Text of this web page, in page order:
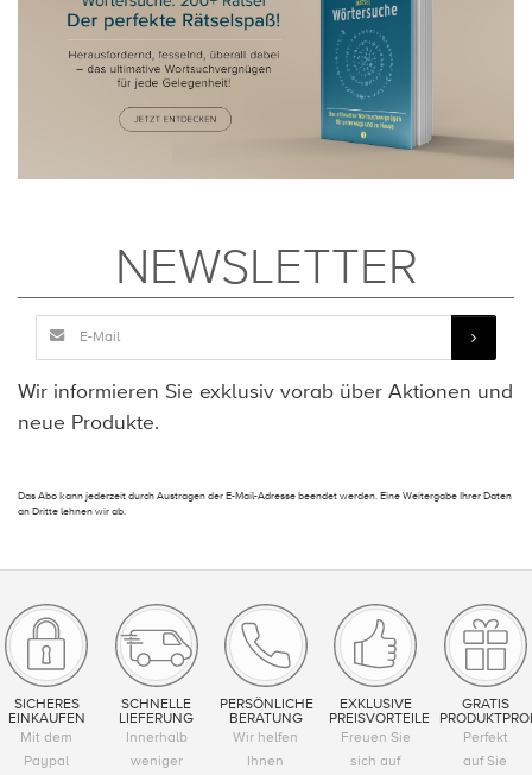
NEWSLETTER
Wir informieren Sie exklusiv vorab über Aktionen und
neue Produkte.
Das Abo kann jederzeit durch Austragen der E-Mail-Adresse beendet werden. Eine Weitergabe Ihrer Daten
an Dritte lehnen wir ab.
SICHERES
EINKAUFEN
Mit dem
Paypal
SCHNELLE
LIEFERUNG
Innerhalb
weniger
PERSÖNLICHE
BERATUNG
Wir helfen
Ihnen
EXKLUSIVE
PREISVORTEILE
Freuen Sie
sich auf
GRATIS
Perfekt
auf Sie